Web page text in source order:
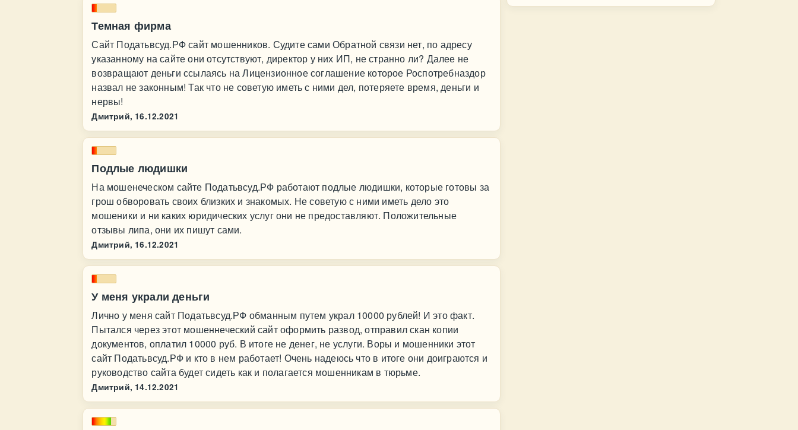
Темная фирма
Сайт Податьвсуд.РФ сайт мошенников. Судите сами Обратной связи нет, по адресу
указанному на сайте они отсутствуют, директор у них ИП, не странно ли? Далее не
возвращают деньги ссылаясь на Лицензионное соглашение которое Роспотребназдор
назвал не законным! Так что не советую иметь с ними дел, потеряете время, деньги и
нервы!
Дмитрий, 16.12.2021
Подлые людишки
На мошенеческом сайте Податьвсуд.РФ работают подлые людишки, которые готовы за
грош обворовать своих близких и знакомых. Не советую с ними иметь дело это
мошеники и ни каких юридических услуг они не предоставляют. Положительные
отзывы липа, они их пишут сами.
Дмитрий, 16.12.2021
У меня украли деньги
Лично у меня сайт Податьвсуд.РФ обманным путем украл 10000 рублей! И это факт.
Пытался через этот мошеннеческий сайт оформить развод, отправил скан копии
документов, оплатил 10000 руб. В итоге не денег, не услуги. Воры и мошенники этот
сайт Податьвсуд.РФ и кто в нем работает! Очень надеюсь что в итоге они доиграются и
руководство сайта будет сидеть как и полагается мошенникам в тюрьме.
Дмитрий, 14.12.2021